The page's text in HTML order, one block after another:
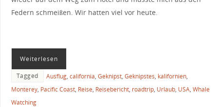
Federn schmeißen. Wir hatten viel vor heute.
Weiterlesen
Tagged Ausflug, california, Geknipst, Geknipstes, kalifornien,
Monterey, Pacific Coast, Reise, Reisebericht, roadtrip, Urlaub, USA, Whale
Watching